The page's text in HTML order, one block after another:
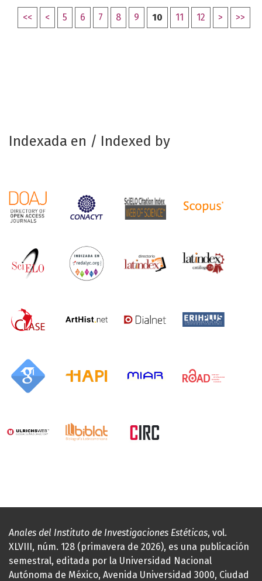
<< < 5 6 7 8 9 10 11 12 > >>
Indexada en / Indexed by
Anales del Instituto de Investigaciones Estéticas, vol.
XLVIII, núm. 128 (primavera de 2026), es una publicación
semestral, editada por la Universidad Nacional
Autónoma de México, Avenida Universidad 3000, Ciudad